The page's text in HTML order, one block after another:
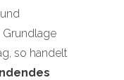
so handelt